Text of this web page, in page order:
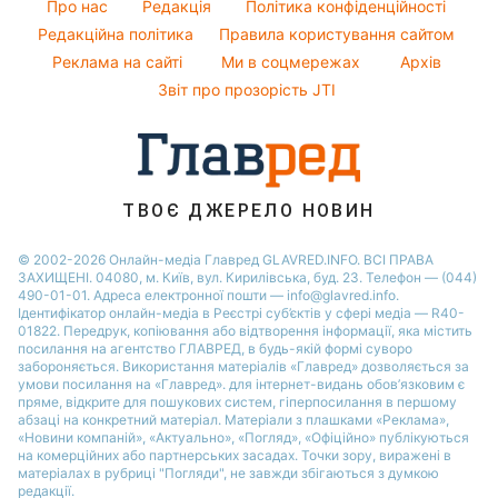
Новини Сум
Новини Черкаси
Новини Рівного
Потап
Софія Ротару
Ольга Сумська
Усе про шоу-бізнес
Легкі десерти
Напої
Святкове меню
Про нас Редакція
Політика конфіденційності
Редакційна політика
Правила користування сайтом
Реклама на сайті
Ми в соцмережах
Архів
Звіт про прозорість JTI
ТВОЄ ДЖЕРЕЛО НОВИН
© 2002-2026 Онлайн-медіа Главред GLAVRED.INFO. ВСІ ПРАВА
ЗАХИЩЕНІ. 04080, м. Київ, вул. Кирилівська, буд. 23. Телефон — (044)
490-01-01. Адреса електронної пошти — info@glavred.info.
Ідентифікатор онлайн-медіа в Реєстрі суб’єктів у сфері медіа — R40-
01822. Передрук, копіювання або відтворення інформації, яка містить
посилання на агентство ГЛАВРЕД, в будь-якій формi суворо
забороняється. Використання матеріалів «Главред» дозволяється за
умови посилання на «Главред». для інтернет-видань обов’язковим є
пряме, відкрите для пошукових систем, гіперпосилання в першому
абзаці на конкретний матеріал. Матеріали з плашками «Реклама»,
«Новини компаній», «Актуально», «Погляд», «Офіційно» публікуються
на комерційних або партнерських засадах. Точки зору, виражені в
матеріалах в рубриці "Погляди", не завжди збігаються з думкою
редакції.